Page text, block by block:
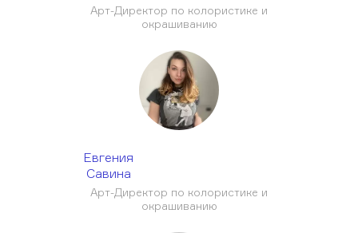
Арт-Директор по колористике и
окрашиванию
Евгения
Савина
Арт-Директор по колористике и
окрашиванию